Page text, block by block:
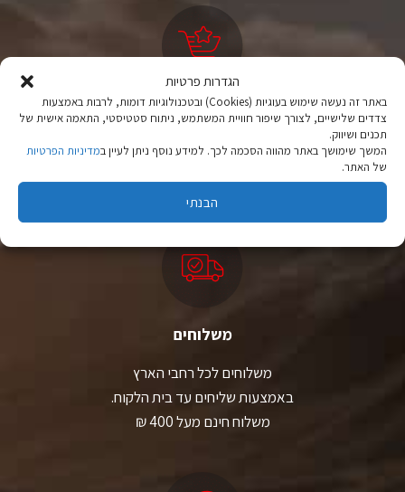
הגדרות פרטיות
באתר זה נעשה שימוש בעוגיות (Cookies) ובטכנולוגיות דומות, לרבות באמצעות
צדדים שלישיים, לצורך שיפור חוויית המשתמש, ניתוח סטטיסטי, התאמה אישית של
תכנים ושיווק.
המשך שימושך באתר מהווה הסכמה לכך. למידע נוסף ניתן לעיין במדיניות הפרטיות
של האתר.
הבנתי
האפשרויות
האפשרויות
ציוד טיולים
יבוא ישיר לצד מותגים מובילים במחירים ללא תחרות.
משלוחים
משלוחים לכל רחבי הארץ
באמצעות שליחים עד בית הלקוח.
משלוח חינם מעל 400 ₪